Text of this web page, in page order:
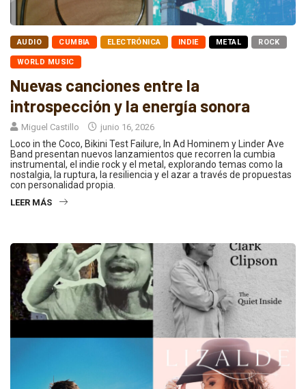
AUDIO CUMBIA ELECTRÓNICA INDIE METAL ROCK
WORLD MUSIC
Nuevas canciones entre la
introspección y la energía sonora
Miguel Castillo junio 16, 2026
Loco in the Coco, Bikini Test Failure, In Ad Hominem y Linder Ave
Band presentan nuevos lanzamientos que recorren la cumbia
instrumental, el indie rock y el metal, explorando temas como la
nostalgia, la ruptura, la resiliencia y el azar a través de propuestas
con personalidad propia.
LEER MÁS